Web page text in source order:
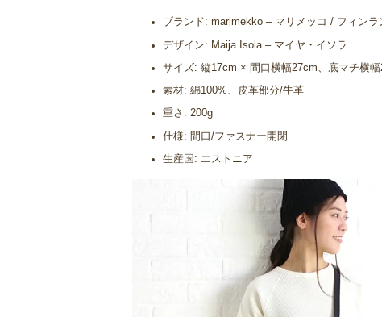
ブランド: marimekko – マリメッコ / フィンラ
デザイン: Maija Isola – マイヤ・イソラ
サイズ: 縦17cm × 間口横幅27cm、底マチ横
素材: 綿100%、皮革部分/牛革
重さ: 200g
仕様: 間口/ファスナー開閉
生産国: エストニア